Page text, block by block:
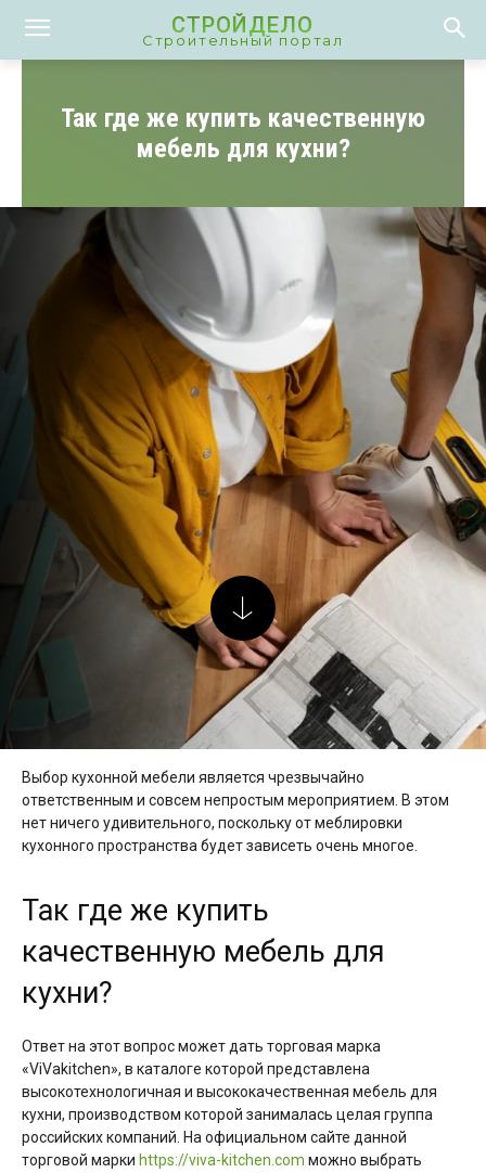
СТРОЙДЕЛО
Строительный портал
Так где же купить качественную
мебель для кухни?
Выбор кухонной мебели является чрезвычайно
ответственным и совсем непростым мероприятием. В этом
нет ничего удивительного, поскольку от меблировки
кухонного пространства будет зависеть очень многое.
Так где же купить
качественную мебель для
кухни?
Ответ на этот вопрос может дать торговая марка
«ViVakitchen», в каталоге которой представлена
высокотехнологичная и высококачественная мебель для
кухни, производством которой занималась целая группа
российских компаний. На официальном сайте данной
торговой марки https://viva-kitchen.com можно выбрать